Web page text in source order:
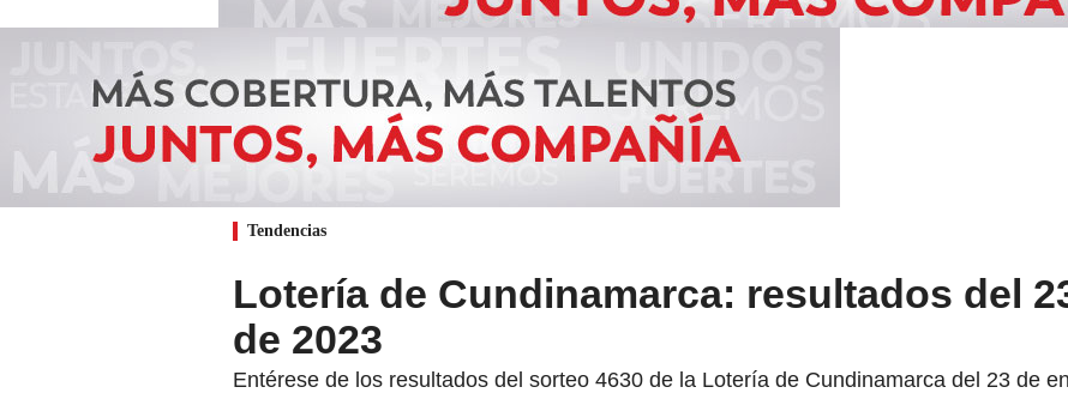
Tendencias
Lotería de Cundinamarca: resultados del
de 2023
Entérese de los resultados del sorteo 4630 de la Lotería de Cundinamarca del 23 de